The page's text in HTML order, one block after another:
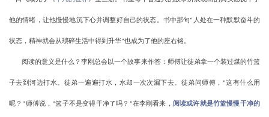
他的情绪，让他慢慢地沉下心并调整好自己的状态。书中那句“ 人处在一种默默奋斗的
状态，精神就会从琐碎生活中得到升华”也成为了他的座右铭。
阅读的意义是什么？李刚总会以一个故事来作答：师傅让徒弟拿一个装过煤的竹篮
子去到河边打水。徒弟一遍遍打水，水却一次次漏下去。徒弟问师傅， “这有什么用
呢？ ” 师傅说， “篮子不是变得干净了吗？ ”在李刚看来， 阅读或许就是竹篮慢慢干净的